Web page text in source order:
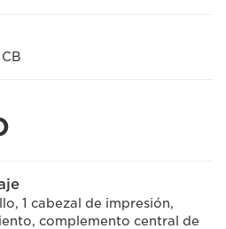
1 cabezal de impresión,
complemento central de